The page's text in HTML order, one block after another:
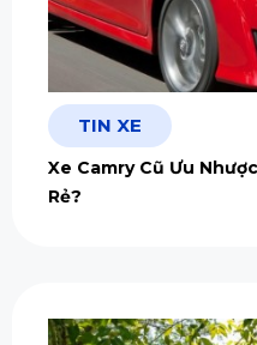
TIN XE
Xe Camry Cũ Ưu
Rẻ?